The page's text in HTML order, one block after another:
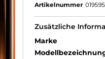
Artikelnummer
Zusätzliche
Marke